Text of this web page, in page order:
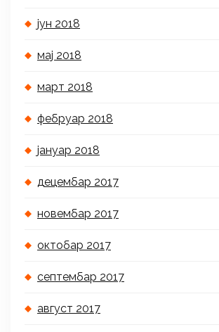
јун 2018
мај 2018
март 2018
фебруар 2018
јануар 2018
децембар 2017
новембар 2017
октобар 2017
септембар 2017
август 2017